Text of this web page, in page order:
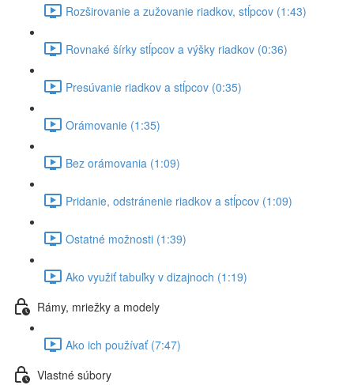
Rozširovanie a zužovanie riadkov, stĺpcov (1:43)
Rovnaké šírky stĺpcov a výšky riadkov (0:36)
Presúvanie riadkov a stĺpcov (0:35)
Orámovanie (1:35)
Bez orámovania (1:09)
Pridanie, odstránenie riadkov a stĺpcov (1:09)
Ostatné možnosti (1:39)
Ako využiť tabuľky v dizajnoch (1:19)
Rámy, mriežky a modely
Ako ich používať (7:47)
Vlastné súbory